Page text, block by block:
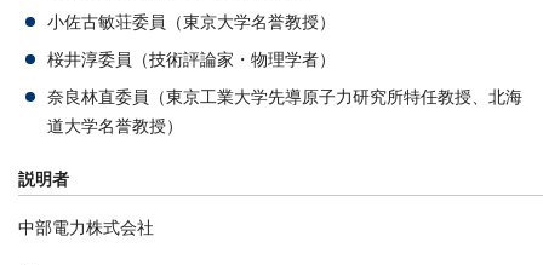
小佐古敏荘委員（東京大学名誉教授）
桜井淳委員（技術評論家・物理学者）
奈良林直委員（東京工業大学先導原子力研究所特任教授、北海
道大学名誉教授）
説明者
中部電力株式会社